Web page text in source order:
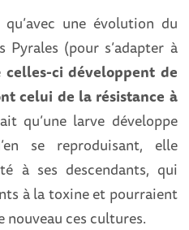
qu’avec une évolution du
(pour s’adapter à
celles-ci développent de
celui de la résistance à
qu’une larve développe
se reproduisant, elle
à ses descendants, qui
à la toxine et pourraient
nouveau ces cultures.